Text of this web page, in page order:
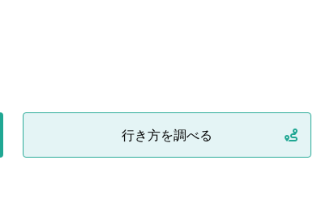
行き方を調べる